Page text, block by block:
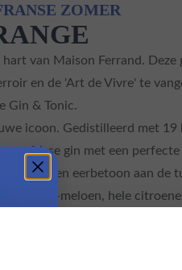
ZOMER
van Maison Ferrand.
en de 'Art de Vivre' te
Gin & Tonic.
icoon. Gedistilleerd met 19
frisse gin met een
d’Été: Een eerbetoon aan de
meloen, hele
die doet denken aan een
in de vaste collectie. Een
Denk aan verse frambozen,